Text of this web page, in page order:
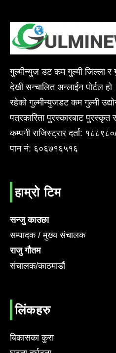
गुल्मीन्युज डट कम गुल्मी जिल्ला र
देखी सन्चालित अन्लाईन पोर्टल
रहेको गुल्मीन्युजडट कम गुल्मी
पत्रकारिता पुरस्कारबाट पुरस्कृत
कम्पनी राजिस्ट्रार दर्ता:
पान नं: ६०६७१६५१६
हाम्रो टिम
सन्जु काउछा
सम्पादक / मुख्य संचालक
राजु गौतम
संचालक/काठमाडौं
लिंकहरु
बिकासका कुरा